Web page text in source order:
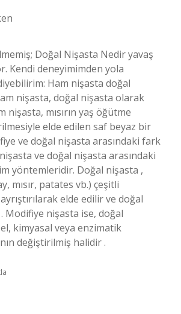
Doğal Nişasta Nedir yavaş
Kendi deneyimimden yola
Ham nişasta doğal
nişasta, doğal nişasta olarak
nişasta, mısırın yaş öğütme
elde edilen saf beyaz bir
ve doğal nişasta arasındaki fark
ve doğal nişasta arasındaki
yöntemleridir. Doğal nişasta ,
mısır, patates vb.) çeşitli
elde edilir ve doğal
Modifiye nişasta ise, doğal
kimyasal veya enzimatik
değiştirilmiş halidir .